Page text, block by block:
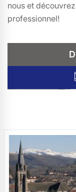
nous et
professionnel!